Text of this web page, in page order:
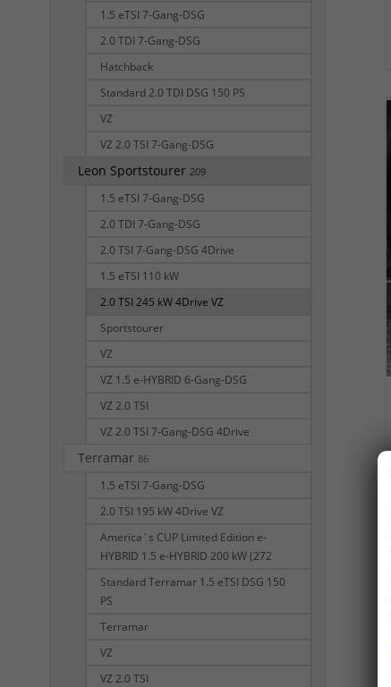
1.5 eTSI 7-Gang-DSG
2.0 TDI 7-Gang-DSG
Hatchback
Standard 2.0 TDI DSG 150 PS
VZ
VZ 2.0 TSI 7-Gang-DSG
Leon Sportstourer 209
1.5 eTSI 7-Gang-DSG
2.0 TDI 7-Gang-DSG
2.0 TSI 7-Gang-DSG 4Drive
1.5 eTSI 110 kW
2.0 TSI 245 kW 4Drive VZ
Sportstourer
VZ
VZ 1.5 e-HYBRID 6-Gang-DSG
VZ 2.0 TSI
VZ 2.0 TSI 7-Gang-DSG 4Drive
Terramar 86
1.5 eTSI 7-Gang-DSG
2.0 TSI 195 kW 4Drive VZ
America`s CUP Limited Edition e-
HYBRID 1.5 e-HYBRID 200 kW (272
Standard Terramar 1.5 eTSI DSG 150
PS
Terramar
VZ
VZ 2.0 TSI